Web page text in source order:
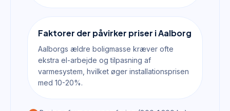
Faktorer der påvirker priser i Aalborg
Aalborgs ældre boligmasse kræver ofte
ekstra el-arbejde og tilpasning af
varmesystem, hvilket øger installationsprisen
med 10-20%.